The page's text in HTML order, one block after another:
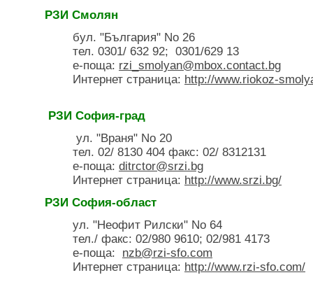
РЗИ Смолян
бул. "България" No 26
тел. 0301/ 632 92; 0301/629 13
е-поща: rzi_smolyan@mbox.contact.bg
Интернет страница: http://www.riokoz-
РЗИ София-град
ул. "Враня" No 20
тел. 02/ 8130 404 факс: 02/ 8312131
е-поща: ditrctor@srzi.bg
Интернет страница: http://www.srzi.bg/
РЗИ София-област
ул. "Неофит Рилски" No 64
тел./ факс: 02/980 9610; 02/981 4173
е-поща: nzb@rzi-sfo.com
Интернет страница: http://www.rzi-sfo.com/